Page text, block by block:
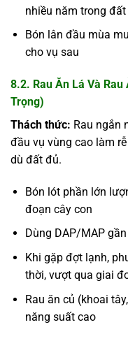
nhiều năm trong đất
Bón lân đầu mùa
cho vụ sau
8.2. Rau Ăn Lá Và
Trọng)
Thách thức: Rau ngắn
đầu vụ vùng cao làm
dù đất đủ.
Bón lót phần lớn
đoạn cây con
Dùng DAP/MAP
Khi gặp đợt lạnh,
thời, vượt qua giai
Rau ăn củ (khoai
năng suất cao